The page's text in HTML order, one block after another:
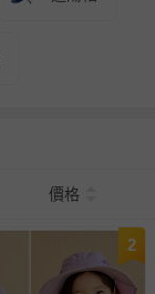
價格
2